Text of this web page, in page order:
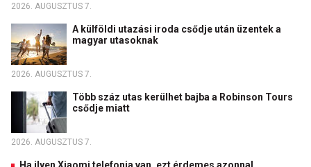
2026. AUGUSZTUS 7.
A külföldi utazási iroda csődje után üzentek a
magyar utasoknak
2026. AUGUSZTUS 7.
Több száz utas kerülhet bajba a Robinson Tours
csődje miatt
2026. AUGUSZTUS 7.